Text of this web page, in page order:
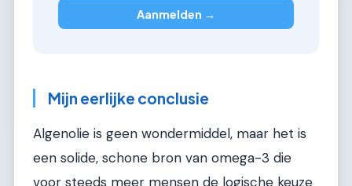
Aanmelden →
Mijn eerlijke conclusie
Algenolie is geen wondermiddel, maar het is
een solide, schone bron van omega-3 die
voor steeds meer mensen de logische keuze